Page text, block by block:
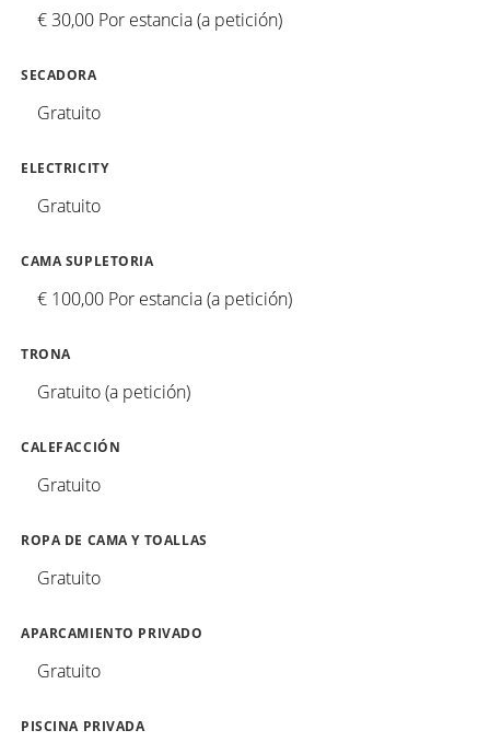
€ 30,00 Por estancia (a petición)
SECADORA
Gratuito
ELECTRICITY
Gratuito
CAMA SUPLETORIA
€ 100,00 Por estancia (a petición)
TRONA
Gratuito (a petición)
CALEFACCIÓN
Gratuito
ROPA DE CAMA Y TOALLAS
Gratuito
APARCAMIENTO PRIVADO
Gratuito
PISCINA PRIVADA